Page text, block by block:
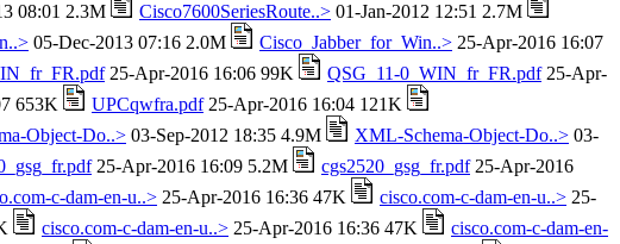
08:01 2.3M Cisco7600SeriesRoute..> 01-Jan-2012 12:51 2.7M
05-Dec-2013 07:16 2.0M Cisco_Jabber_for_Win..> 25-Apr-2016 16:07
25-Apr-2016 16:06 99K QSG_11-0_WIN_fr_FR.pdf25-Apr-
653K UPCqwfra.pdf25-Apr-2016 16:04 121K
Object-Do..> 03-Sep-2012 18:35 4.9M XML-Schema-Object-Do..> 03-
25-Apr-2016 16:09 5.2M cgs2520_gsg_fr.pdf25-Apr-2016
c-dam-en-u..> 25-Apr-2016 16:36 47K cisco.com-c-dam-en-u..> 25-
cisco.com-c-dam-en-u..> 25-Apr-2016 16:36 47K
cisco.com-c-dam-en-